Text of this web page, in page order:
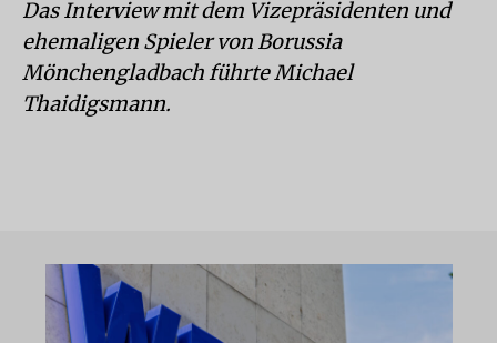
Das Interview mit dem Vizepräsidenten und
ehemaligen Spieler von Borussia
Mönchengladbach führte Michael
Thaidigsmann.